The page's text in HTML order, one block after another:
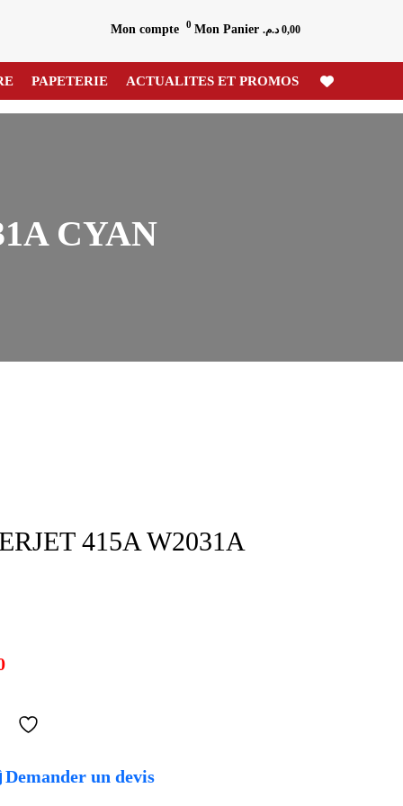
Mon compte 0 Mon Panier 0,00 د.م.
PAPETERIE ACTUALITES ET PROMOS
CYAN
415A W2031A
Demander un devis